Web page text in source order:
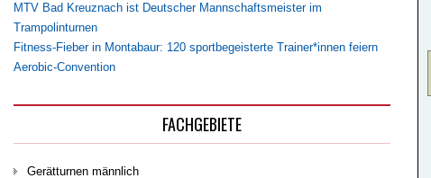
MTV Bad Kreuznach ist Deutscher Mannschaftsmeister im
Trampolinturnen
Fitness-Fieber in Montabaur: 120 sportbegeisterte Trainer*innen feiern
Aerobic-Convention
FACHGEBIETE
Gerätturnen männlich